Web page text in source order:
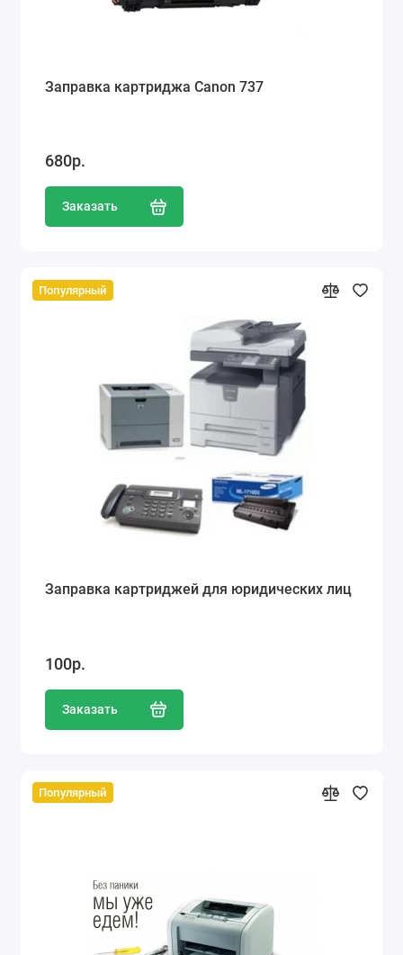
Заправка картриджа Canon 737
680р.
Заказать
Популярный
Заправка картриджей для юридических лиц
100р.
Заказать
Популярный